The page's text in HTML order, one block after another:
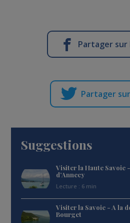
Partager sur
Partager
Suggestions
Visiter la Haute Savoie
d’Annecy
Lecture : 6 min
Visiter la Savoie - A la
Bourget